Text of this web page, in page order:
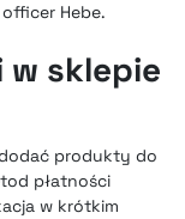
Hebe.
w sklepie
produkty do
płatności
w krótkim